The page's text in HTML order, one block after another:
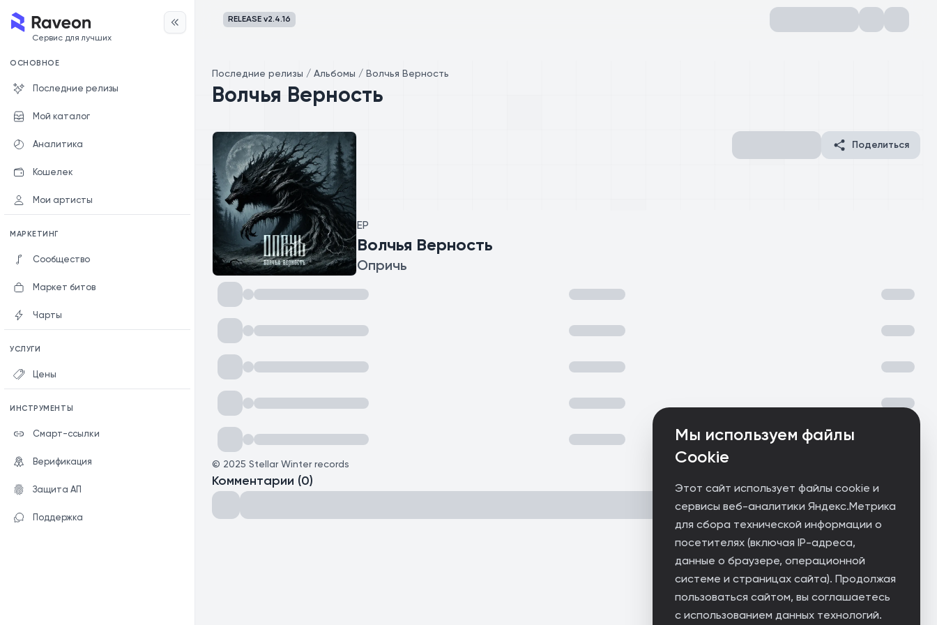
Мы используем файлы
Cookie
Этот сайт использует файлы cookie и
сервисы веб-аналитики Яндекс.Метрика
для сбора технической информации о
посетителях (включая IP-адреса,
данные о браузере, операционной
системе и страницах сайта). Продолжая
пользоваться сайтом, вы соглашаетесь
с использованием данных технологий.
Сервис для лучших
ОСНОВНОЕ
Последние релизы
Мой каталог
Аналитика
Кошелек
Мои артисты
МАРКЕТИНГ
Сообщество
Маркет битов
Чарты
УСЛУГИ
Цены
ИНСТРУМЕНТЫ
Смарт-ссылки
Верификация
Защита АП
Поддержка
RELEASE v2.4.16
Последние релизы / Альбомы / Волчья Верность
Волчья Верность
EP
Волчья Верность
Опричь
Поделиться
© 2025 Stellar Winter records
Комментарии (0)